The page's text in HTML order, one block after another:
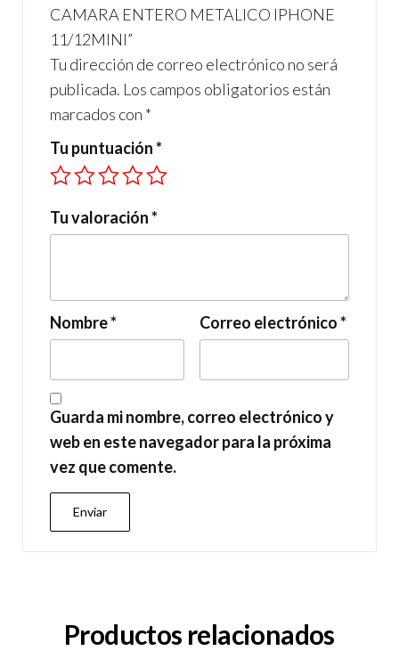
CAMARA ENTERO METALICO IPHONE
11/12MINI”
Tu dirección de correo electrónico no será
publicada. Los campos obligatorios están
marcados con *
Tu puntuación*
Tu valoración*
Nombre* Correo electrónico*
Guarda mi nombre, correo electrónico y
web en este navegador para la próxima
vez que comente.
Productos relacionados